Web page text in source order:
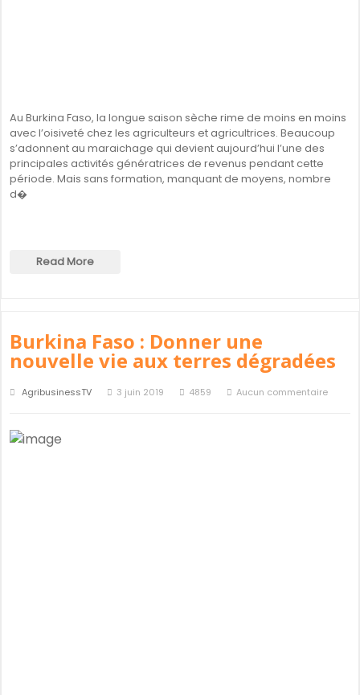
Au Burkina Faso, la longue saison sèche rime de moins en moins
avec l’oisiveté chez les agriculteurs et agricultrices. Beaucoup
s’adonnent au maraichage qui devient aujourd’hui l’une des
principales activités génératrices de revenus pendant cette
période. Mais sans formation, manquant de moyens, nombre
d�
Read More
Burkina Faso : Donner une
nouvelle vie aux terres dégradées
AgribusinessTV 3 juin 2019 4859 Aucun commentaire